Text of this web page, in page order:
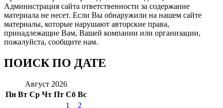
Администрация сайта ответственности за содержание
материала не несет. Если Вы обнаружили на нашем сайте
материалы, которые нарушают авторские права,
принадлежащие Вам, Вашей компании или организации,
пожалуйста, сообщите нам.
ПОИСК ПО ДАТЕ
Август 2026
Пн Вт Ср Чт Пт Сб Вс
1
2